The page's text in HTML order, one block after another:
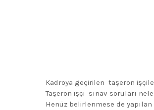
Kadroya geçirilen taşeron
Taşeron işçi sınav soruları
Henüz belirlenmese de